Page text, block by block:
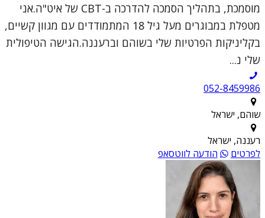
מוסמכת, בתהליך הסמכה להדרכה ב-CBT של איט"ה.אני
מטפלת במבוגרים מעל גיל 18 המתמודדים עם מגוון קשיים,
בקליניקות הפרטיות שלי בשוהם וברעננה.הגישה הטיפולית
שלי נ...
052-8459986
שוהם, ישראל
רעננה, ישראל
לפרטים
הודעה לווטסאפ